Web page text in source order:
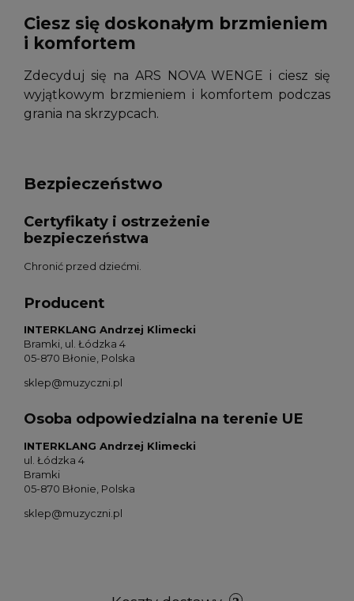
Ciesz się doskonałym brzmieniem
i komfortem
Zdecyduj się na ARS NOVA WENGE i ciesz się
wyjątkowym brzmieniem i komfortem podczas
grania na skrzypcach.
Bezpieczeństwo
Certyfikaty i ostrzeżenie
bezpieczeństwa
Chronić przed dziećmi.
Producent
INTERKLANG Andrzej Klimecki
Bramki, ul. Łódzka 4
05-870 Błonie, Polska
sklep@muzyczni.pl
Osoba odpowiedzialna na terenie UE
INTERKLANG Andrzej Klimecki
ul. Łódzka 4
Bramki
05-870 Błonie, Polska
sklep@muzyczni.pl